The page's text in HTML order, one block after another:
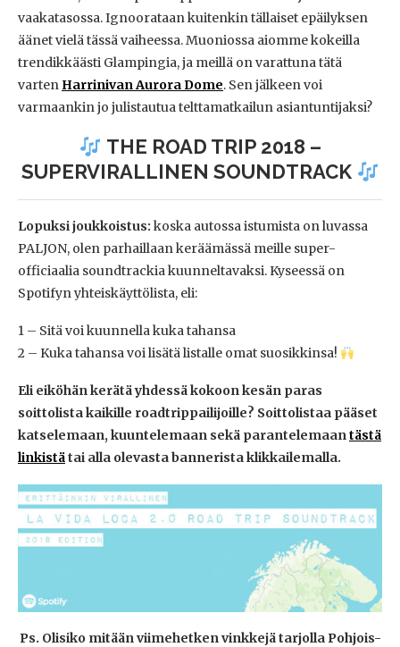
vaakatasossa. Ignoorataan kuitenkin tällaiset epäilyksen
äänet vielä tässä vaiheessa. Muoniossa aiomme kokeilla
trendikkäästi Glampingia, ja meillä on varattuna tätä
varten Harrinivan Aurora Dome. Sen jälkeen voi
varmaankin jo julistautua telttamatkailun asiantuntijaksi?
THE ROAD TRIP 2018 –
SUPERVIRALLINEN SOUNDTRACK
Lopuksi joukkoistus: koska autossa istumista on luvassa
PALJON, olen parhaillaan keräämässä meille super-
officiaalia soundtrackia kuunneltavaksi. Kyseessä on
Spotifyn yhteiskäyttölista, eli:
1 – Sitä voi kuunnella kuka tahansa
2 – Kuka tahansa voi lisätä listalle omat suosikkinsa!
Eli eiköhän kerätä yhdessä kokoon kesän paras
soittolista kaikille roadtrippailijoille? Soittolistaa pääset
katselemaan, kuuntelemaan sekä parantelemaantästä
linkistätai alla olevasta bannerista klikkailemalla.
Ps. Olisiko mitään viimehetken vinkkejä tarjolla Pohjois-